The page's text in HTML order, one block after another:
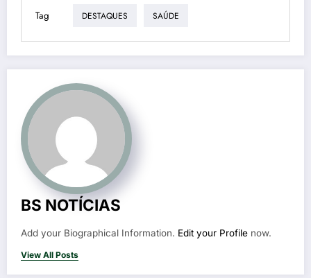
Tag DESTAQUES SAÚDE
BS NOTÍCIAS
Add your Biographical Information. Edit your Profile now.
View All Posts